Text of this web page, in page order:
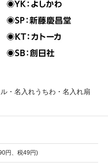
・名入れうちわ・名入れ扇
円、税49円)